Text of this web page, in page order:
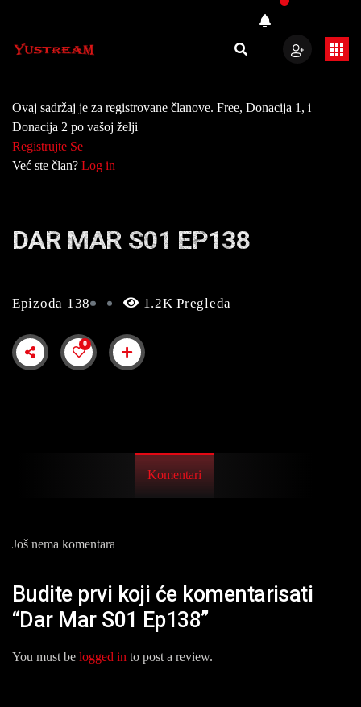
Ovaj sadržaj je za registrovane članove. Free, Donacija 1, i
Donacija 2 po vašoj želji
Registrujte Se
Već ste član? Log in
DAR MAR S01 EP138
Epizoda 138 1.2K Pregleda
0
Komentari
Još nema komentara
Budite prvi koji će komentarisati
“Dar Mar S01 Ep138”
You must be logged in to post a review.